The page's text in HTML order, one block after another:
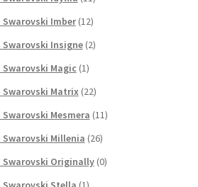
Imber (12)
Insigne (2)
Magic (1)
Swarovski Matrix (22)
Mesmera (11)
Millenia (26)
Swarovski Originally (0)